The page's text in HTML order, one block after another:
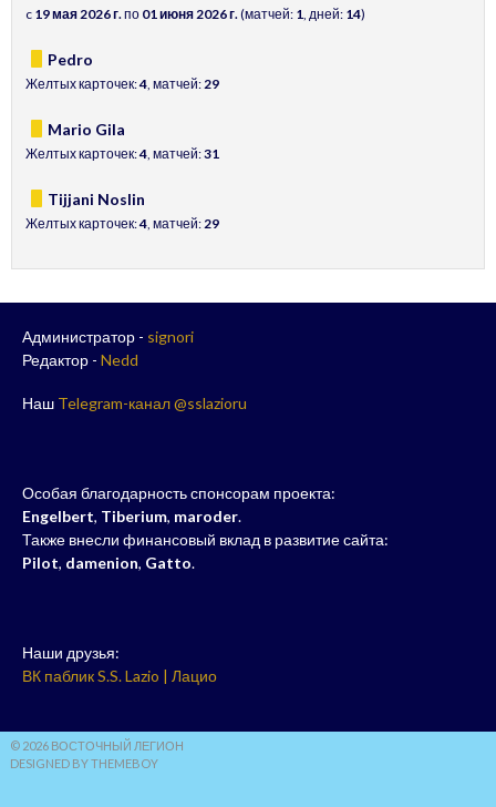
c 19 мая 2026 г.по 01 июня 2026 г.(матчей: 1, дней: 14)
Pedro
Желтых карточек:4, матчей:29
Mario Gila
Желтых карточек:4, матчей:31
Tijjani Noslin
Желтых карточек:4, матчей:29
Администратор - signori
Редактор - Nedd
Наш Telegram-канал @sslazioru
Особая благодарность спонсорам проекта:
Engelbert, Tiberium, maroder.
Также внесли финансовый вклад в развитие сайта:
Pilot, damenion, Gatto.
Наши друзья:
ВК паблик S.S. Lazio | Лацио
© 2026 ВОСТОЧНЫЙ ЛЕГИОН
DESIGNED BY THEMEBOY